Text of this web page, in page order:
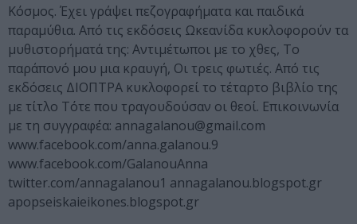
Κόσμος. Έχει γράψει πεζογραφήματα και παιδικά
παραμύθια. Από τις εκδόσεις Ωκεανίδα κυκλοφορούν τα
μυθιστορήματά της: Αντιμέτωποι με το χθες, Το
παράπονό μου μια κραυγή, Οι τρεις φωτιές. Από τις
εκδόσεις ΔΙΟΠΤΡΑ κυκλοφορεί το τέταρτο βιβλίο της
με τίτλο Τότε που τραγουδούσαν οι θεοί. Επικοινωνία
με τη συγγραφέα: annagalanou@gmail.com
www.facebook.com/anna.galanou.9
www.facebook.com/GalanouAnna
twitter.com/annagalanou1 annagalanou.blogspot.gr
apopseiskaieikones.blogspot.gr